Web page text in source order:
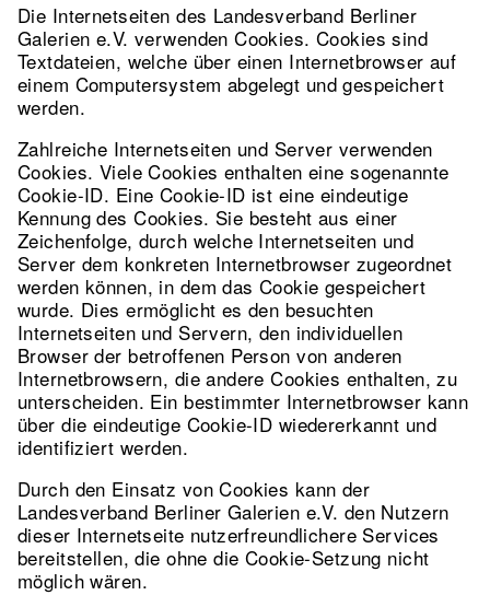
Die Internetseiten des Landesverband Berliner
Galerien e.V. verwenden Cookies. Cookies sind
Textdateien, welche über einen Internetbrowser auf
einem Computersystem abgelegt und gespeichert
werden.
Zahlreiche Internetseiten und Server verwenden
Cookies. Viele Cookies enthalten eine sogenannte
Cookie-ID. Eine Cookie-ID ist eine eindeutige
Kennung des Cookies. Sie besteht aus einer
Zeichenfolge, durch welche Internetseiten und
Server dem konkreten Internetbrowser zugeordnet
werden können, in dem das Cookie gespeichert
wurde. Dies ermöglicht es den besuchten
Internetseiten und Servern, den individuellen
Browser der betroffenen Person von anderen
Internetbrowsern, die andere Cookies enthalten, zu
unterscheiden. Ein bestimmter Internetbrowser kann
über die eindeutige Cookie-ID wiedererkannt und
identifiziert werden.
Durch den Einsatz von Cookies kann der
Landesverband Berliner Galerien e.V. den Nutzern
dieser Internetseite nutzerfreundlichere Services
bereitstellen, die ohne die Cookie-Setzung nicht
möglich wären.